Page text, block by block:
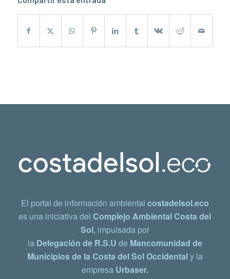
El portal de información ambiental costadelsol.eco
es una iniciativa delComplejo Ambiental Costa del
Sol, impulsada por
la Delegación de R.S.U de Mancomunidad de
Municipios de la Costa del Sol Occidentaly la
empresa Urbaser.